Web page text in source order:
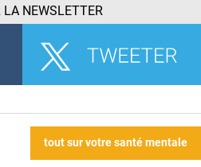
LA NEWSLETTER
tout sur votre santé mentale